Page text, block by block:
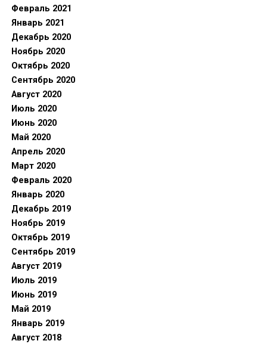
Февраль 2021
Январь 2021
Декабрь 2020
Ноябрь 2020
Октябрь 2020
Сентябрь 2020
Август 2020
Июль 2020
Июнь 2020
Май 2020
Апрель 2020
Март 2020
Февраль 2020
Январь 2020
Декабрь 2019
Ноябрь 2019
Октябрь 2019
Сентябрь 2019
Август 2019
Июль 2019
Июнь 2019
Май 2019
Январь 2019
Август 2018